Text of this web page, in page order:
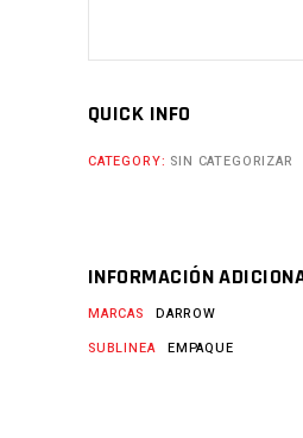
QUICK INFO
CATEGORY: SIN CATEGORIZAR
INFORMACIÓN
MARCAS
DARROW
SUBLINEA
EMPAQUE